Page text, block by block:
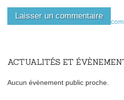
ACTUALITÉS ET
Aucun évènement public proche.